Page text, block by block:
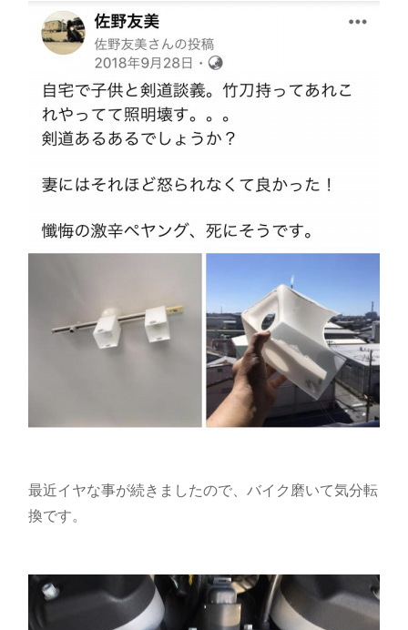
最近イヤな事が続きましたので、バイク磨いて気分転
換です。